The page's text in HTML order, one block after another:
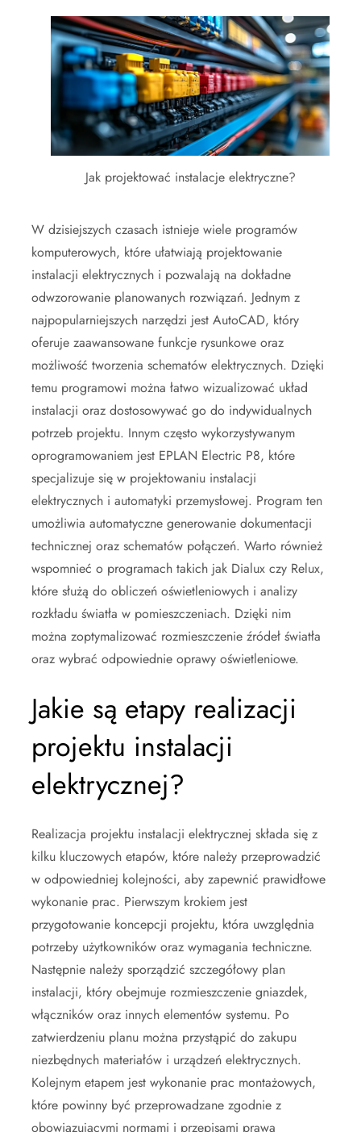
Jak projektować instalacje elektryczne?
W dzisiejszych czasach istnieje wiele programów
komputerowych, które ułatwiają projektowanie
instalacji elektrycznych i pozwalają na dokładne
odwzorowanie planowanych rozwiązań. Jednym z
najpopularniejszych narzędzi jest AutoCAD, który
oferuje zaawansowane funkcje rysunkowe oraz
możliwość tworzenia schematów elektrycznych. Dzięki
temu programowi można łatwo wizualizować układ
instalacji oraz dostosowywać go do indywidualnych
potrzeb projektu. Innym często wykorzystywanym
oprogramowaniem jest EPLAN Electric P8, które
specjalizuje się w projektowaniu instalacji
elektrycznych i automatyki przemysłowej. Program ten
umożliwia automatyczne generowanie dokumentacji
technicznej oraz schematów połączeń. Warto również
wspomnieć o programach takich jak Dialux czy Relux,
które służą do obliczeń oświetleniowych i analizy
rozkładu światła w pomieszczeniach. Dzięki nim
można zoptymalizować rozmieszczenie źródeł światła
oraz wybrać odpowiednie oprawy oświetleniowe.
Jakie są etapy realizacji
projektu instalacji
elektrycznej?
Realizacja projektu instalacji elektrycznej składa się z
kilku kluczowych etapów, które należy przeprowadzić
w odpowiedniej kolejności, aby zapewnić prawidłowe
wykonanie prac. Pierwszym krokiem jest
przygotowanie koncepcji projektu, która uwzględnia
potrzeby użytkowników oraz wymagania techniczne.
Następnie należy sporządzić szczegółowy plan
instalacji, który obejmuje rozmieszczenie gniazdek,
włączników oraz innych elementów systemu. Po
zatwierdzeniu planu można przystąpić do zakupu
niezbędnych materiałów i urządzeń elektrycznych.
Kolejnym etapem jest wykonanie prac montażowych,
które powinny być przeprowadzane zgodnie z
obowiązującymi normami i przepisami prawa